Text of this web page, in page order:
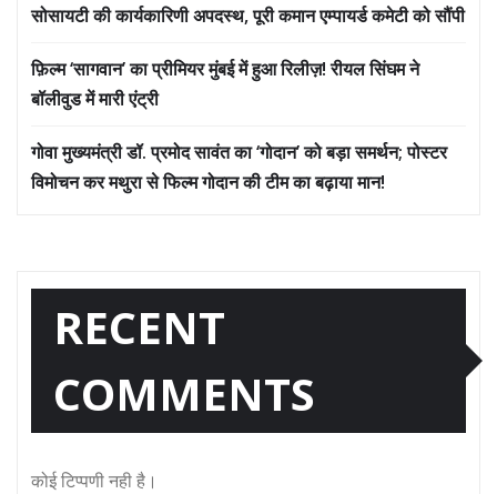
सोसायटी की कार्यकारिणी अपदस्थ, पूरी कमान एम्पायर्ड कमेटी को सौंपी
फ़िल्म ‘सागवान’ का प्रीमियर मुंबई में हुआ रिलीज़! रीयल सिंघम ने
बॉलीवुड में मारी एंट्री
गोवा मुख्यमंत्री डॉ. प्रमोद सावंत का ‘गोदान’ को बड़ा समर्थन; पोस्टर
विमोचन कर मथुरा से फिल्म गोदान की टीम का बढ़ाया मान!
RECENT
COMMENTS
कोई टिप्पणी नही है।